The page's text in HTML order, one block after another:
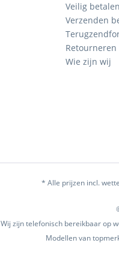
Veilig betalen
Verzenden
Retourneren
Wie zijn wij
* Alle prijzen incl.
Wij zijn telefonisch bereikbaar op
Modellen van